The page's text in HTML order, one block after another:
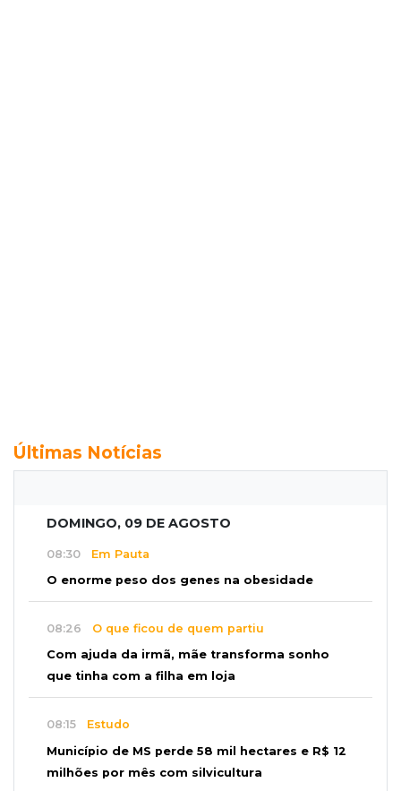
Últimas Notícias
DOMINGO, 09 DE AGOSTO
08:30 Em Pauta
O enorme peso dos genes na obesidade
08:26 O que ficou de quem partiu
Com ajuda da irmã, mãe transforma sonho
que tinha com a filha em loja
08:15 Estudo
Município de MS perde 58 mil hectares e R$ 12
milhões por mês com silvicultura